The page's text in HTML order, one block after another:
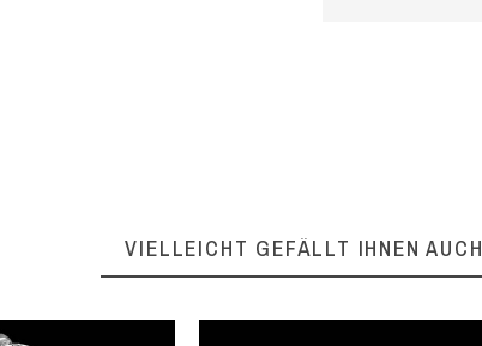
VIELLEICHT GEFÄLLT IHNEN AUCH